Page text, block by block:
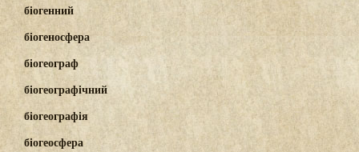
біогенний
біогеносфера
біогеограф
біогеографічний
біогеографія
біогеосфера